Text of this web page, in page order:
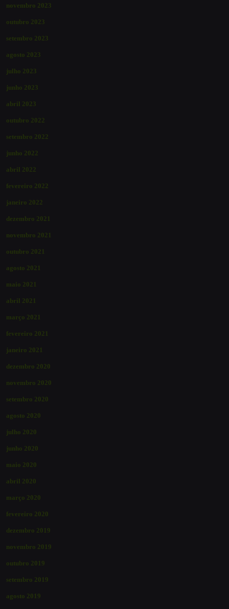
novembro 2023
outubro 2023
setembro 2023
agosto 2023
julho 2023
junho 2023
abril 2023
outubro 2022
setembro 2022
junho 2022
abril 2022
fevereiro 2022
janeiro 2022
dezembro 2021
novembro 2021
outubro 2021
agosto 2021
maio 2021
abril 2021
março 2021
fevereiro 2021
janeiro 2021
dezembro 2020
novembro 2020
setembro 2020
agosto 2020
julho 2020
junho 2020
maio 2020
abril 2020
março 2020
fevereiro 2020
dezembro 2019
novembro 2019
outubro 2019
setembro 2019
agosto 2019